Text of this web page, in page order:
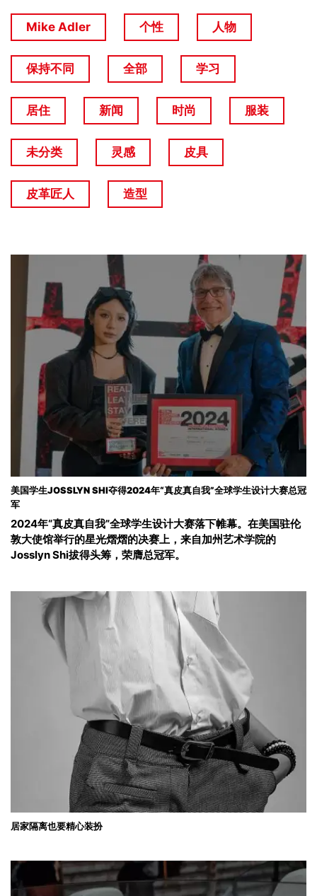
Mike Adler 个性 人物
保持不同 全部 学习
居住 新闻 时尚 服装
未分类 灵感 皮具
皮革匠人 造型
美国学生JOSSLYN SHI夺得2024年“真皮真自我”全球学生设计大赛总冠
军
2024年“真皮真自我”全球学生设计大赛落下帷幕。在美国驻伦
敦大使馆举行的星光熠熠的决赛上，来自加州艺术学院的
Josslyn Shi拔得头筹，荣膺总冠军。
居家隔离也要精心装扮